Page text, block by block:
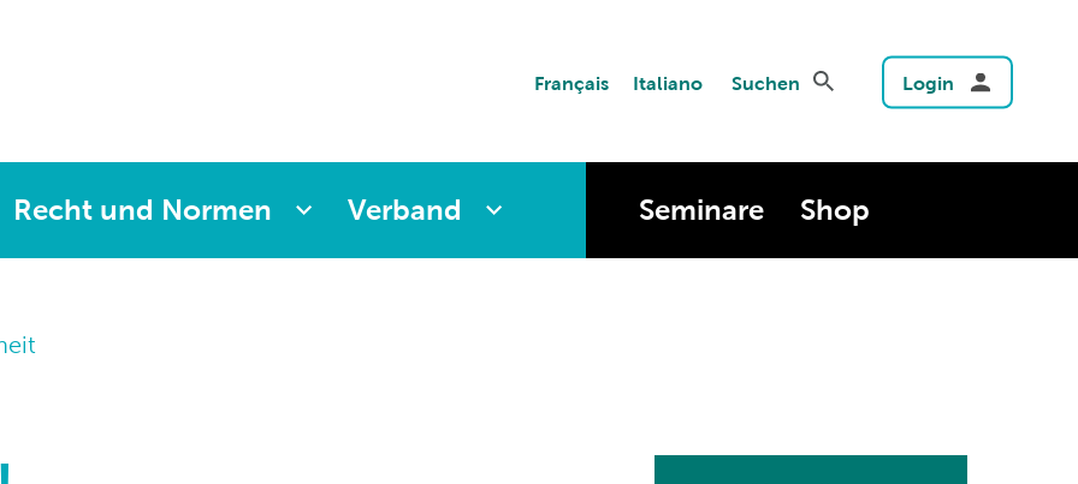
Français Italiano Suchen Login
Recht und Normen Verband Seminare Shop